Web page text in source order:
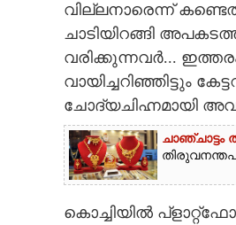
വില്ലനാരെന്ന്
ചാടിയിറങ്ങി
വരിക്കുന്നവർ...
വായിച്ചറിഞ്ഞിട്ടും
ചോദ്യചിഹ്നമായി
കൊച്ചിയിൽ